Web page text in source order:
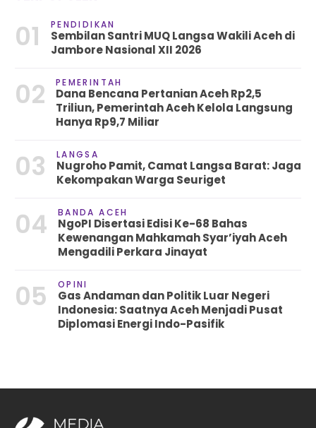
01 PENDIDIKAN
Sembilan Santri MUQ Langsa Wakili Aceh di
Jambore Nasional XII 2026
02 PEMERINTAH
Dana Bencana Pertanian Aceh Rp2,5
Triliun, Pemerintah Aceh Kelola Langsung
Hanya Rp9,7 Miliar
03 LANGSA
Nugroho Pamit, Camat Langsa Barat: Jaga
Kekompakan Warga Seuriget
04 BANDA ACEH
NgoPI Disertasi Edisi Ke-68 Bahas
Kewenangan Mahkamah Syar’iyah Aceh
Mengadili Perkara Jinayat
05 OPINI
Gas Andaman dan Politik Luar Negeri
Indonesia: Saatnya Aceh Menjadi Pusat
Diplomasi Energi Indo-Pasifik